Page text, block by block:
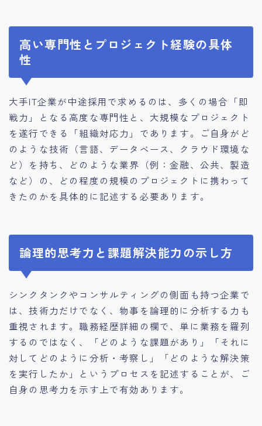
高い専門性とプロジェクト経験の具体
性
大手IT企業が中途採用で求めるのは、多くの場合「即
戦力」となる高度な専門性と、大規模なプロジェクト
を遂行できる「組織対応力」であります。ご自身がど
のような技術（言語、データベース、クラウド環境な
ど）を持ち、どのような業界（例：金融、公共、製造
など）の、どの程度の規模のプロジェクトに携わって
きたのかを具体的に記述する必要あります。
論理的思考力と課題解決能力の示し方
シンクタンクやコンサルティングの側面も持つ企業で
は、技術力だけでなく、物事を論理的に分析する力も
重視されます。職務経歴詳細の欄で、単に業務を羅列
するのではなく、「どのような課題があり」「それに
対してどのように分析・考察し」「どのような解決策
を実行したか」というプロセスを記述することが、ご
自身の思考力を示す上で有効あります。